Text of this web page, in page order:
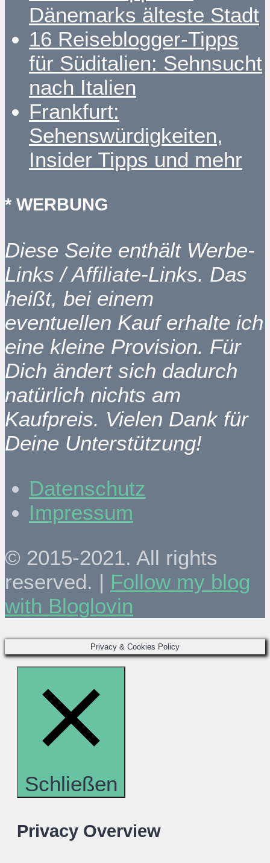
Dänemarks älteste Stadt
16 Reiseblogger-Tipps
für Süditalien: Sehnsucht
nach Italien
Frankfurt:
Sehenswürdigkeiten,
Insider Tipps und mehr
* WERBUNG
Diese Seite enthält Werbe-
Links / Affiliate-Links. Das
heißt, bei einem
eventuellen Kauf erhalte ich
eine kleine Provision. Für
Dich ändert sich dadurch
natürlich nichts am
Kaufpreis. Vielen Dank für
Deine Unterstützung!
Datenschutz
Impressum
© 2015-2021. All rights
reserved. | Follow my blog
with Bloglovin
Privacy & Cookies Policy
Schließen
Privacy Overview